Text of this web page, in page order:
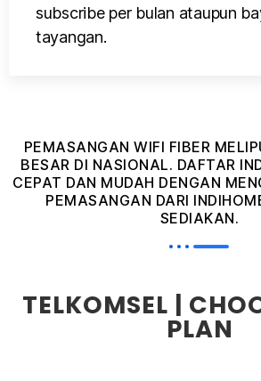
subscribe per bulan ataupun
tayangan.
PEMASANGAN WIFI FIBER
BESAR DI NASIONAL. DAFTAR
CEPAT DAN MUDAH DENGAN
PEMASANGAN DARI
SEDIAKAN.
TELKOMSEL |
PLAN